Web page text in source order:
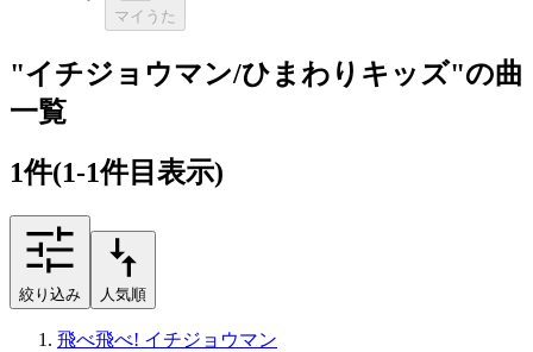
マイうた
"イチジョウマン/ひまわりキッズ"の曲
一覧
1件(1-1件目表示)
絞り込み 人気順
飛べ飛べ! イチジョウマン